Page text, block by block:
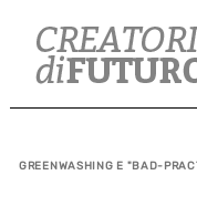
content
GREENWASHING E "BAD-